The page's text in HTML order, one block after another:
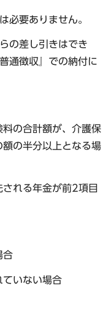
必要ありません。
の差し引きはでき
通徴収』での納付に
の合計額が、介護保
の半分以上となる場
れる年金が前2項目
合
ていない場合